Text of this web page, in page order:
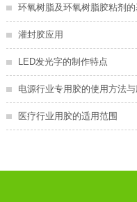
环氧树脂及环氧树脂胶粘剂
灌封胶应用
LED发光字的制作特点
电源行业专用胶的使用方法
医疗行业用胶的适用范围